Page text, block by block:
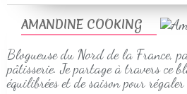
AMANDINE COOKING
Blogueuse du Nord de la France,
pâtisserie. Je partage à travers ce
équilibrées et de saison pour